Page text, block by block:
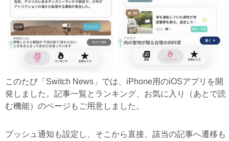
このたび「Switch News」では、iPhone用のiOSアプリを開
発しました。記事一覧とランキング、お気に入り（あとで読
む機能）のページもご用意しました。
プッシュ通知も設定し、そこから直接、該当の記事へ遷移も